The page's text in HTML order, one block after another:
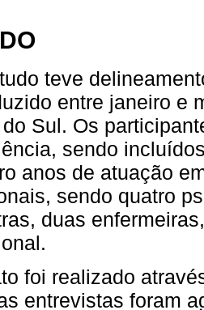
teve
entre janeiro e
Sul. Os
sendo
anos de atuação
sendo quatro
duas
foi realizado
entrevistas foram